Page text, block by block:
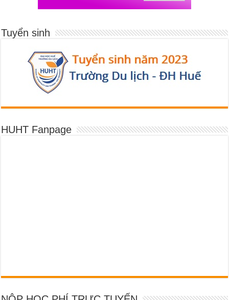
Tuyển sinh
HUHT Fanpage